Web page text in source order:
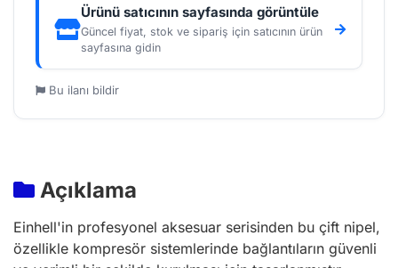
Ürünü satıcının sayfasında görüntüle
Güncel fiyat, stok ve sipariş için satıcının ürün
sayfasına gidin
Bu ilanı bildir
Açıklama
Einhell'in profesyonel aksesuar serisinden bu çift nipel,
özellikle kompresör sistemlerinde bağlantıların güvenli